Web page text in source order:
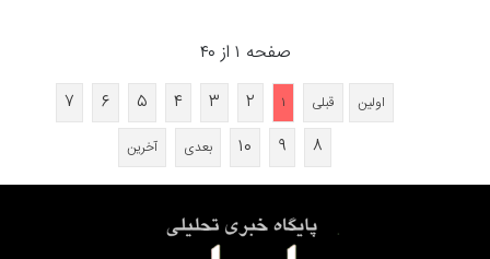
صفحه ۱ از ۴۰
اولین قبلی ۱ ۲ ۳ ۴ ۵ ۶
۷
۸
۹ ۱۰ بعدی آخرین